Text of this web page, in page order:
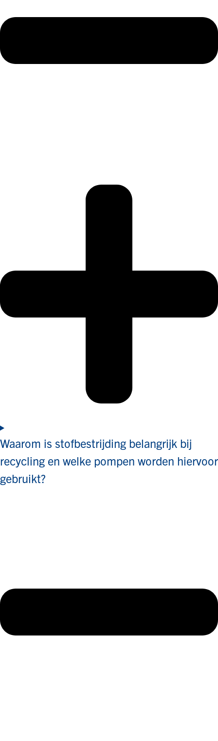
Waarom is stofbestrijding belangrijk bij
recycling en welke pompen worden hiervoor
gebruikt?